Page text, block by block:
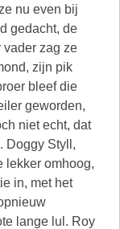
nu even bij
gedacht, de
vader zag ze
zijn pik
bleef die
geworden,
niet echt, dat
Doggy Styll,
lekker omhoog,
in, met het
lange lul. Roy